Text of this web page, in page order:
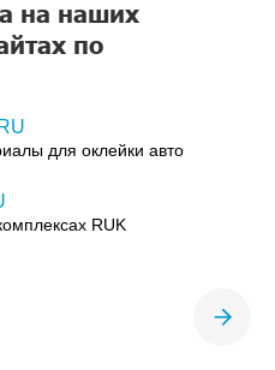
на наших
по
для оклейки авто
RUK